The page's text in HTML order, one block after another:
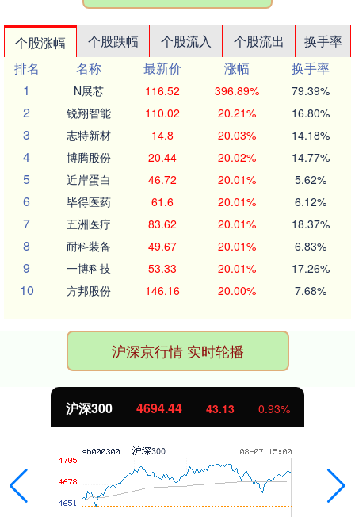
个股涨幅 个股跌幅 个股流入 个股流出
换手率
排名
名称 最新价 涨幅
换手率
1
N展芯 116.52 396.89% 79.39%
2 锐翔智能 110.02 20.21% 16.80%
3 志特新材 14.8 20.03% 14.18%
4 博腾股份 20.44 20.02% 14.77%
5 近岸蛋白 46.72 20.01% 5.62%
6 毕得医药 61.6 20.01% 6.12%
7 五洲医疗 83.62 20.01% 18.37%
8 耐科装备 49.67 20.01% 6.83%
9 一博科技 53.33 20.01% 17.26%
10 方邦股份 146.16 20.00% 7.68%
沪深京行情 实时轮播
北证50 1134.24 11.37 1.01%